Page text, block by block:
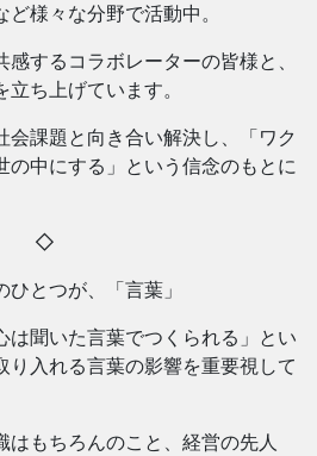
様々な分野で活動中。
するコラボレーターの皆様と、
ち上げています。
会課題と向き合い解決し、「ワク
の中にする」という信念のもとに
◇
とつが、「言葉」
は聞いた言葉でつくられる」とい
り入れる言葉の影響を重要視して
はもちろんのこと、経営の先人